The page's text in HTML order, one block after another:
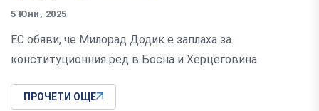
5 Юни, 2025
ЕС обяви, че Милорад Додик е заплаха за
конституционния ред в Босна и Херцеговина
ПРОЧЕТИ ОЩЕ